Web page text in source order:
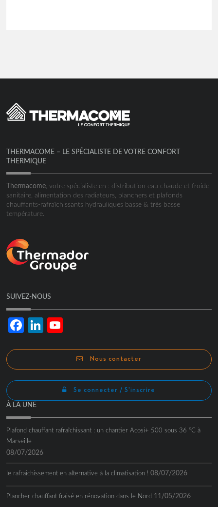
THERMACOME – LE SPÉCIALISTE DE VOTRE CONFORT
THERMIQUE
Thermacome, votre spécialiste en : distribution eau chaude et froide
sanitaire, alimentation des radiateurs, planchers et plafonds
chauffants-rafraîchissants hydrauliques basse & très basse
température.
SUIVEZ-NOUS
FacebookLinkedIn
Nous contacter
Se connecter / S'inscrire
À LA UNE
Plafond chauffant rafraîchissant : un chantier Acosi+ 500 sous 36 °C à
Marseille
08/07/2026
le rafraîchissement en alternative à la climatisation ! 08/07/2026
Plancher chauffant fraisé en rénovation dans le Nord 11/05/2026